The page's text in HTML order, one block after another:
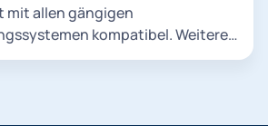
mit allen gängigen
kompatibel. Weitere
Sie bei einem persönlichen